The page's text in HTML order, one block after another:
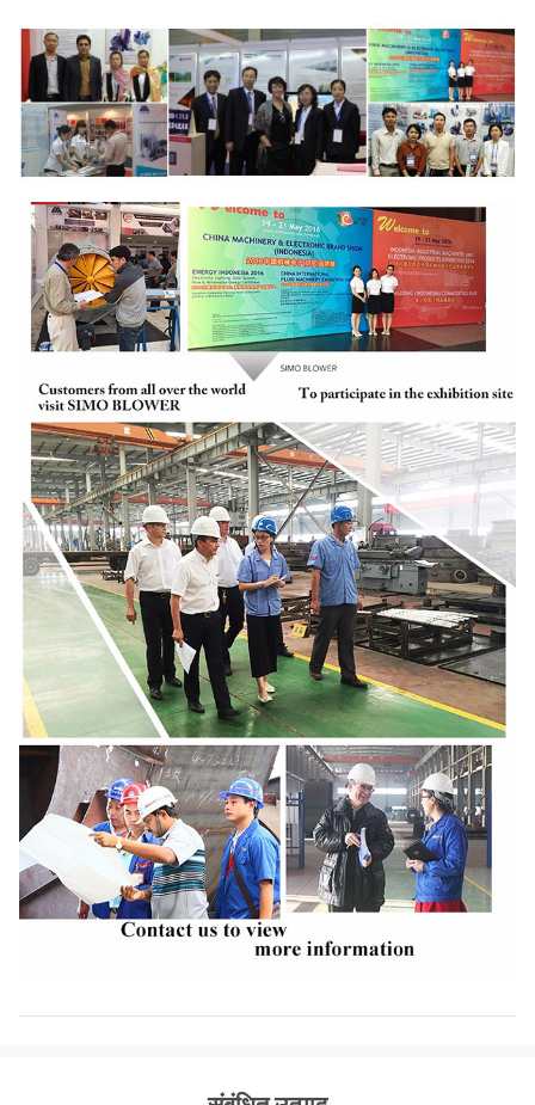
अवयव
सेंसर, वाइब्रेटिंग सेंसर, सॉफ्ट स्टार्टर, इन्वर्टर, स्पेशल
इलेक्ट्रिकल मोटर, सिस्टम मॉनिटरिंग इंस्ट्रूमेंट, ल्यूब
सिस्टम, ओवरहेड ल्यूब टैंक आदि।